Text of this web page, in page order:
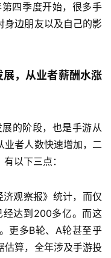
四季度开始，很多手
身边朋友以及自己的影
，从业者薪酬水涨
的阶段，也是手游从
业者人数快速增加，二
以下三点：
济观察报》统计，而仅
达到200多亿。而这
更多B轮、A轮甚至乎
估算，全年涉及手游投